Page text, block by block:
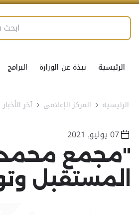
الرئيسية نبذة عن الوزارة البرامج
الرئيسية المركز الإعلامي آخر الأخبار
07 يوليو, 2021
"مجمع محمد
المستقبل